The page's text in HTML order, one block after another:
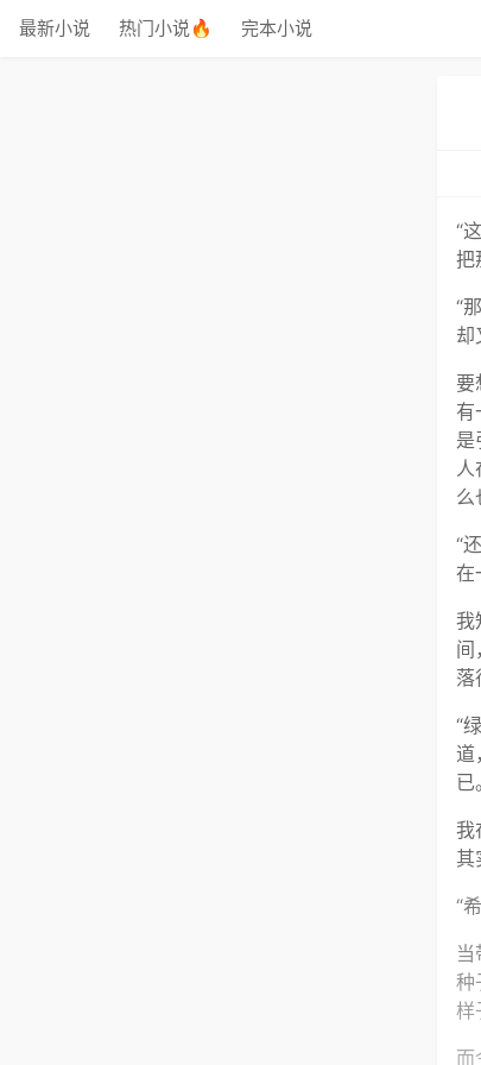
最新小说 热门小说🔥 完本小说
“
把
“
却
要
有
是
人
么
“
在
我
间
落
“
道
已。
我
其
“
种
样
而